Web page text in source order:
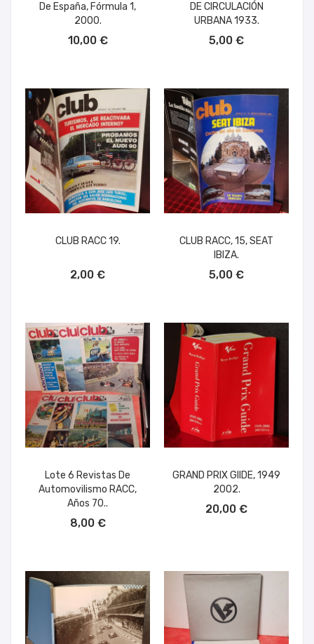
De España, Fórmula 1,
2000.
10,00 €
DE CIRCULACIÓN
URBANA 1933.
5,00 €
CLUB RACC 19.
2,00 €
CLUB RACC, 15, SEAT
IBIZA.
5,00 €
Lote 6 Revistas De
Automovilismo RACC,
Años 70..
8,00 €
GRAND PRIX GIIDE, 1949
2002.
20,00 €